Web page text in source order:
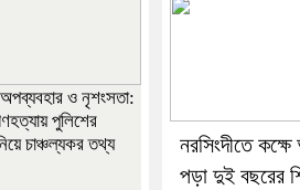
নরসিংদীতে
পড়া দুই বছরের
অপব্যবহার ও নৃশংসতা:
পুলিশের
চাঞ্চল্যকর তথ্য